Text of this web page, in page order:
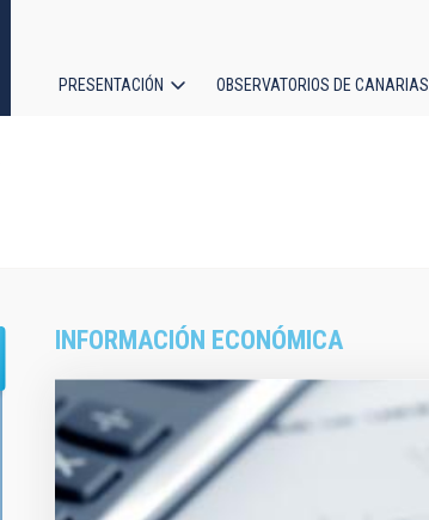
PRESENTACIÓN OBSERVATORIOS DE CANARIAS
INFORMACIÓN ECONÓMICA